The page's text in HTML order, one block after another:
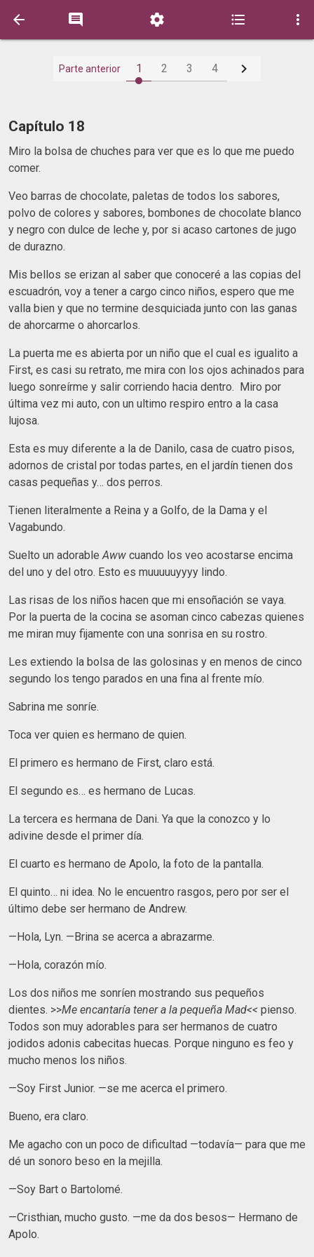
    
Parte anterior 1 2 3 4 
Capítulo 18
Miro la bolsa de chuches para ver que es lo que me puedo
comer.
Veo barras de chocolate, paletas de todos los sabores,
polvo de colores y sabores, bombones de chocolate blanco
y negro con dulce de leche y, por si acaso cartones de jugo
de durazno.
Mis bellos se erizan al saber que conoceré a las copias del
escuadrón, voy a tener a cargo cinco niños, espero que me
valla bien y que no termine desquiciada junto con las ganas
de ahorcarme o ahorcarlos.
La puerta me es abierta por un niño que el cual es igualito a
First, es casi su retrato, me mira con los ojos achinados para
luego sonreírme y salir corriendo hacia dentro. Miro por
última vez mi auto, con un ultimo respiro entro a la casa
lujosa.
Esta es muy diferente a la de Danilo, casa de cuatro pisos,
adornos de cristal por todas partes, en el jardín tienen dos
casas pequeñas y… dos perros.
Tienen literalmente a Reina y a Golfo, de la Dama y el
Vagabundo.
Suelto un adorable Aww cuando los veo acostarse encima
del uno y del otro. Esto es muuuuuyyyy lindo.
Las risas de los niños hacen que mi ensoñación se vaya.
Por la puerta de la cocina se asoman cinco cabezas quienes
me miran muy fijamente con una sonrisa en su rostro.
Les extiendo la bolsa de las golosinas y en menos de cinco
segundo los tengo parados en una fina al frente mío.
Sabrina me sonríe.
Toca ver quien es hermano de quien.
El primero es hermano de First, claro está.
El segundo es… es hermano de Lucas.
La tercera es hermana de Dani. Ya que la conozco y lo
adivine desde el primer día.
El cuarto es hermano de Apolo, la foto de la pantalla.
El quinto… ni idea. No le encuentro rasgos, pero por ser el
último debe ser hermano de Andrew.
—Hola, Lyn. —Brina se acerca a abrazarme.
—Hola, corazón mío.
Los dos niños me sonríen mostrando sus pequeños
dientes. >>Me encantaría tener a la pequeña Mad<< pienso.
Todos son muy adorables para ser hermanos de cuatro
jodidos adonis cabecitas huecas. Porque ninguno es feo y
mucho menos los niños.
—Soy First Junior. —se me acerca el primero.
Bueno, era claro.
Me agacho con un poco de dificultad —todavía— para que me
dé un sonoro beso en la mejilla.
—Soy Bart o Bartolomé.
—Cristhian, mucho gusto. —me da dos besos— Hermano de
Apolo.